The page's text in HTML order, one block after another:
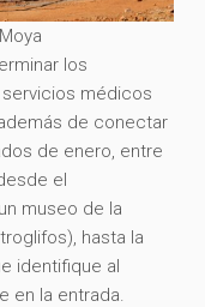
los
médicos
de conectar
de enero, entre
el
museo de la
hasta la
identifique al
en la entrada.